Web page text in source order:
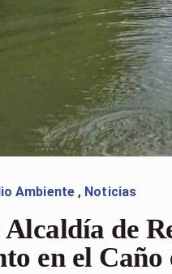
Ambiente , Noticias
de
en el Caño